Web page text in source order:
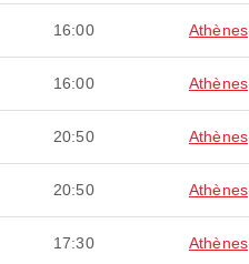
16:00 Athènes
16:00 Athènes
20:50 Athènes
20:50 Athènes
17:30 Athènes